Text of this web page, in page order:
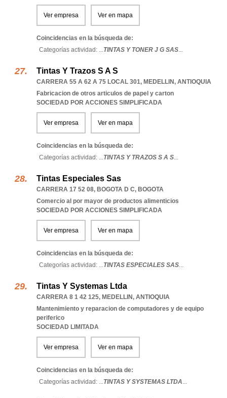
Ver empresa Ver en mapa
Coincidencias en la búsqueda de:
Categorías actividad: ...TINTAS Y TONER J G SAS...
Tintas Y Trazos S A S
CARRERA 55 A 62 A 75 LOCAL 301, MEDELLIN, ANTIOQUIA
Fabricacion de otros articulos de papel y carton
SOCIEDAD POR ACCIONES SIMPLIFICADA
Ver empresa Ver en mapa
Coincidencias en la búsqueda de:
Categorías actividad: ...TINTAS Y TRAZOS S A S...
Tintas Especiales Sas
CARRERA 17 52 08, BOGOTA D C, BOGOTA
Comercio al por mayor de productos alimenticios
SOCIEDAD POR ACCIONES SIMPLIFICADA
Ver empresa Ver en mapa
Coincidencias en la búsqueda de:
Categorías actividad: ...TINTAS ESPECIALES SAS...
Tintas Y Systemas Ltda
CARRERA 8 1 42 125, MEDELLIN, ANTIOQUIA
Mantenimiento y reparacion de computadores y de equipo
periferico
SOCIEDAD LIMITADA
Ver empresa Ver en mapa
Coincidencias en la búsqueda de:
Categorías actividad: ...TINTAS Y SYSTEMAS LTDA...